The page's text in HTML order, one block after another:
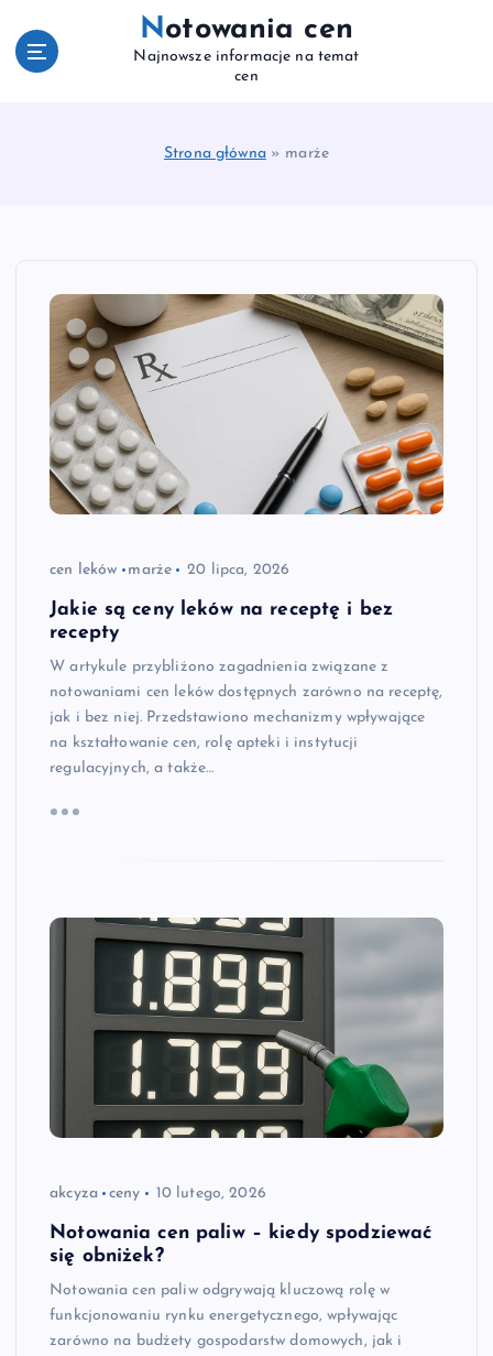
Notowania cen
Najnowsze informacje na temat
cen
Strona główna» marże
cen leków marże 20 lipca, 2026
Jakie są ceny leków na receptę i bez
recepty
W artykule przybliżono zagadnienia związane z
notowaniami cen leków dostępnych zarówno na receptę,
jak i bez niej. Przedstawiono mechanizmy wpływające
na kształtowanie cen, rolę apteki i instytucji
regulacyjnych, a także…
akcyza ceny 10 lutego, 2026
Notowania cen paliw – kiedy spodziewać
się obniżek?
Notowania cen paliw odgrywają kluczową rolę w
funkcjonowaniu rynku energetycznego, wpływając
zarówno na budżety gospodarstw domowych, jak i